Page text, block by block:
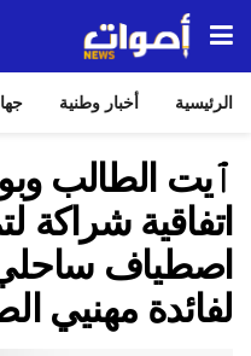
الرئيسية أخبار وطنية
ٱيت الطالب
اتفاقية شراكة
اصطياف ساحلي
لفائدة مهنيي